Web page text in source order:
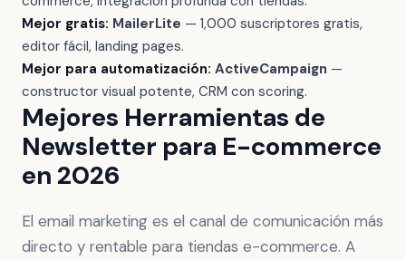
Mejor gratis: MailerLite — 1,000 suscriptores gratis,
editor fácil, landing pages.
Mejor para automatización: ActiveCampaign —
constructor visual potente, CRM con scoring.
Mejores Herramientas de
Newsletter para E-commerce
en 2026
El email marketing es el canal de comunicación más
directo y rentable para tiendas e-commerce. A